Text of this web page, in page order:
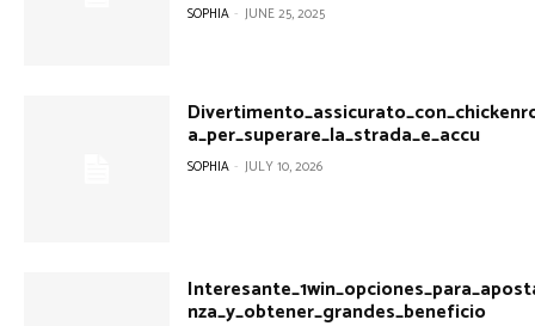
SOPHIA - JUNE 25, 2025
a_per_superare_la_strada_e_accu
SOPHIA - JULY 10, 2026
nza_y_obtener_grandes_beneficio